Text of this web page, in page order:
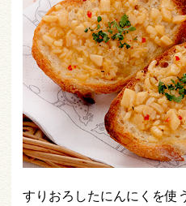
すりおろしたにんにくを使